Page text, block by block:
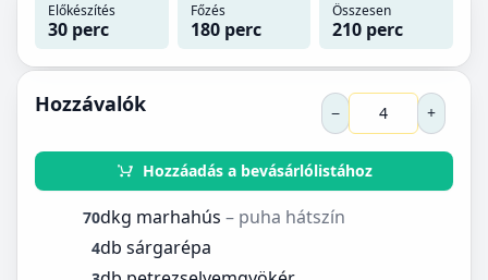
Előkészítés
30 perc
Főzés
180 perc
Összesen
210 perc
Hozzávalók − +
Hozzáadás a bevásárlólistához
70dkg marhahús – puha hátszín
4db sárgarépa